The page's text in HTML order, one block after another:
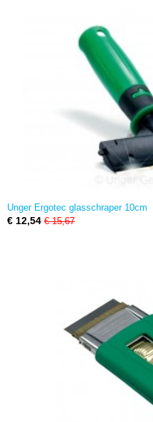
Unger Ergotec glasschraper 10cm
€ 12,54 € 15,67